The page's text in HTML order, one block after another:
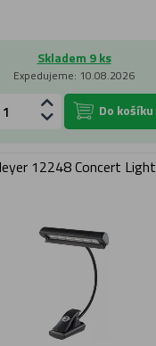
Skladem 9 ks
Expedujeme: 10.08.2026
Do košíku
12248 Concert Light